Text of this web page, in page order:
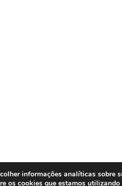
informações analíticas sobre
os cookies que estamos